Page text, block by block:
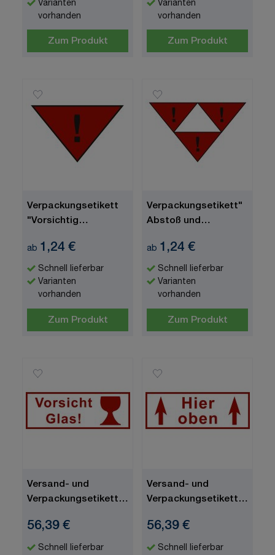
Varianten
vorhanden
Zum Produkt
Varianten
vorhanden
Zum Produkt
Verpackungsetikett
"Vorsichtig
RID
ab 1,24 €
Schnell lieferbar
Varianten
vorhanden
Zum Produkt
Verpackungsetikett"
Abstoß und
/ RID
ab 1,24 €
Schnell lieferbar
Varianten
vorhanden
Zum Produkt
Versand- und
Verpackungsetiketten,
170 x 60 mm
56,39 €
Schnell lieferbar
Versand- und
Verpackungsetiketten,Text:
mm
56,39 €
Schnell lieferbar